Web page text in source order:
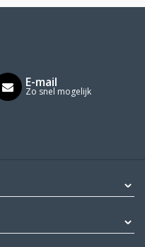
E-mail
Zo snel mogelijk